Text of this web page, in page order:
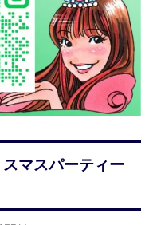
マスパーティー